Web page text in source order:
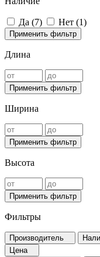
Да (7) Нет (1)
Применить фильтр
Длина
Применить фильтр
Ширина
Применить фильтр
Высота
Применить фильтр
Фильтры
Производитель
Цена